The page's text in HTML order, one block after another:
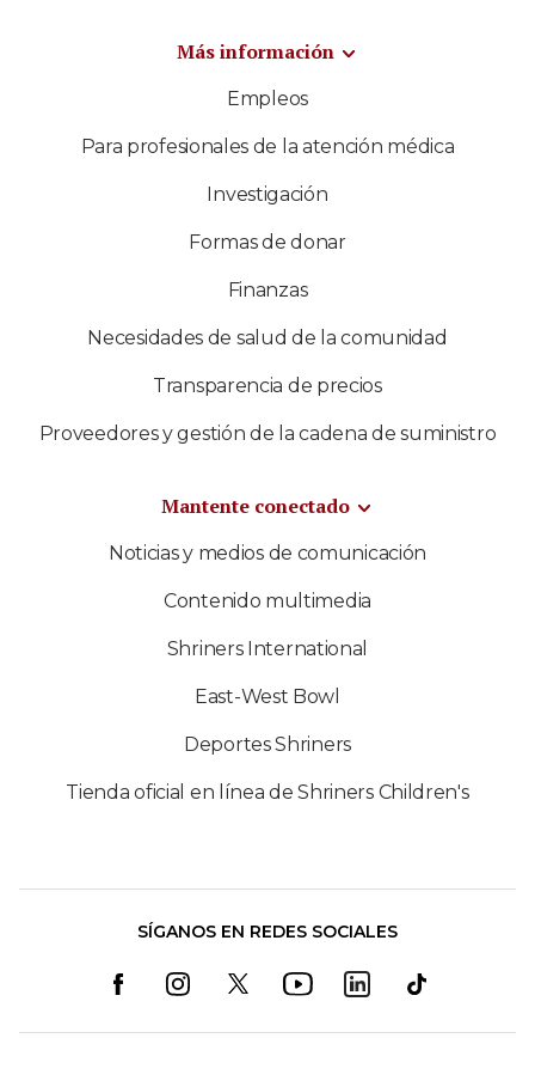
Más información
Empleos
Para profesionales de la atención médica
Investigación
Formas de donar
Finanzas
Necesidades de salud de la comunidad
Transparencia de precios
Proveedores y gestión de la cadena de suministro
Mantente conectado
Noticias y medios de comunicación
Contenido multimedia
Shriners International
East-West Bowl
Deportes Shriners
Tienda oficial en línea de Shriners Children's
SÍGANOS EN REDES SOCIALES